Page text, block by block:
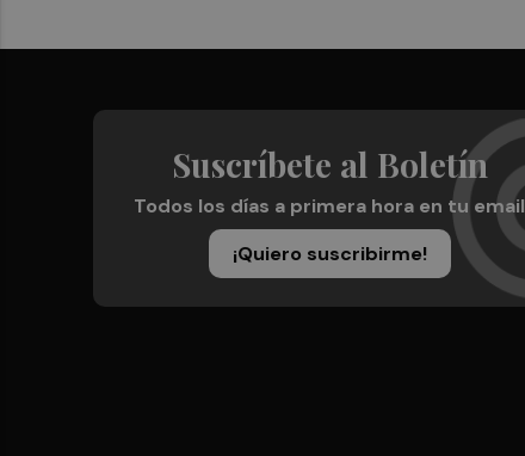
Suscríbete al Boletín
Todos los días a primera hora en tu email
¡Quiero suscribirme!